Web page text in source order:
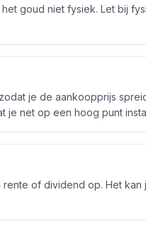
goud niet fysiek. Let bij
je de aankoopprijs
je net op een hoog punt
of dividend op. Het kan